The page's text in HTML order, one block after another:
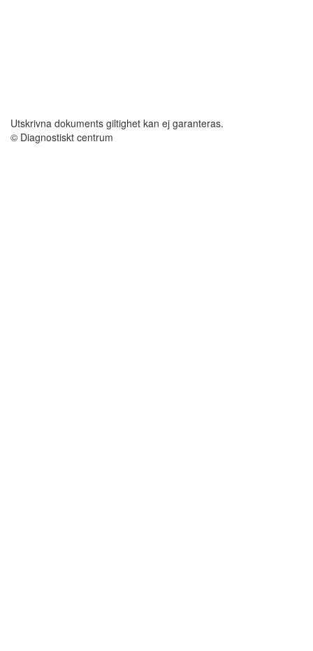
Utskrivna dokuments giltighet kan ej garanteras.
© Diagnostiskt centrum